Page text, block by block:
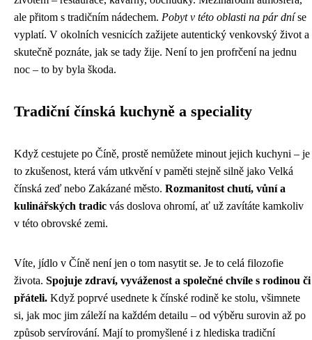
ale přitom s tradičním nádechem. Pobyt v této oblasti na pár dníse
vyplatí. V okolních vesnicích zažijete autentický venkovský život a
skutečně poznáte, jak se tady žije. Není to jen profrčení na jednu
noc – to by byla škoda.
Tradiční čínská kuchyně a speciality
Když cestujete po Číně, prostě nemůžete minout jejich kuchyni – je
to zkušenost, která vám utkvění v paměti stejně silně jako Velká
čínská zeď nebo Zakázané město. Rozmanitost chutí, vůní a
kulinářských tradic vás doslova ohromí, ať už zavítáte kamkoliv
v této obrovské zemi.
Víte, jídlo v Číně není jen o tom nasytit se. Je to celá filozofie
života. Spojuje zdraví, vyváženost a společné chvíle s rodinou či
přáteli. Když poprvé usednete k čínské rodině ke stolu, všimnete
si, jak moc jim záleží na každém detailu – od výběru surovin až po
způsob servírování. Mají to promyšlené i z hlediska tradiční